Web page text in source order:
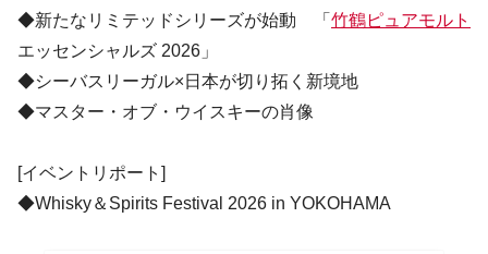
◆新たなリミテッドシリーズが始動 「 竹鶴ピュアモルト
エッセンシャルズ 2026」
◆シーバスリーガル×日本が切り拓く新境地
◆マスター・オブ・ウイスキーの肖像
[イベントリポート]
◆Whisky＆Spirits Festival 2026 in YOKOHAMA